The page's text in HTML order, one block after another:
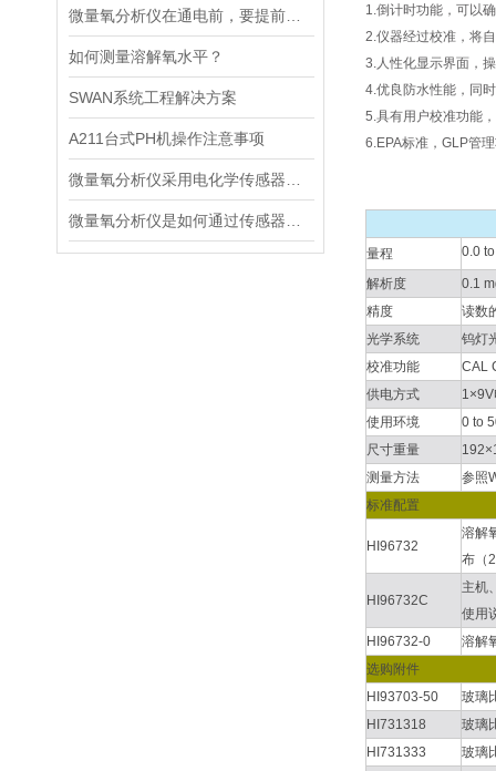
如何测量溶解氧水平？
SWAN系统工程解决方案
A211台式PH机操作注意事项
1.倒计时功能，可以
2.仪器经过校准，将
3.人性化显示界面，
4.优良防水性能，同
5.具有用户校准功能
6.EPA标准，GLP管
量程 0.0
解析度
0.1
精度
读数
光学系统
钨灯
校准功能
CAL
供电方式
使用环境
0 to
尺寸重量
测量方法
参照
标准配置
HI96732
溶解
布（
HI96732C
主机
使用
HI96732-0
溶解
选购附件
HI93703-50
玻璃
HI731318
玻璃
HI731333
玻璃